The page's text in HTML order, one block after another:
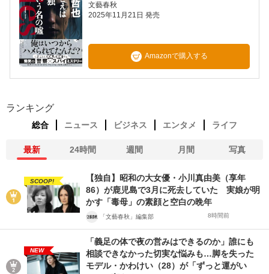
文藝春秋
2025年11月21日 発売
Amazonで購入する
ランキング
総合 ニュース ビジネス エンタメ ライフ
最新 24時間 週間 月間 写真
SCOOP!
【独自】昭和の大女優・小川真由美（享年
86）が鹿児島で3月に死去していた 実娘が明
かす「毒母」の素顔と空白の晩年
「文藝春秋」編集部 8時間前
NEW
「義足の体で夜の営みはできるのか」誰にも
相談できなかった切実な悩みも…脚を失った
モデル・かわけい（28）が「ずっと運がい